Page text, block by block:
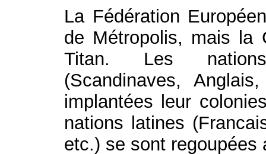
La Fédération
de Métropolis, mais la
Titan. Les
(Scandinaves,
implantées leur
nations latines
etc.) se sont regoupées